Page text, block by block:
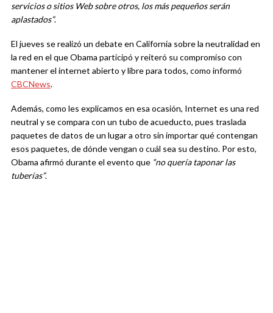
servicios o sitios Web sobre otros, los más pequeños serán
aplastados”.
El jueves se realizó un debate en California sobre la neutralidad en
la red en el que Obama participó y reiteró su compromiso con
mantener el internet abierto y libre para todos, como informó
CBCNews.
Además, como les explicamos en esa ocasión, Internet es una red
neutral y se compara con un tubo de acueducto, pues traslada
paquetes de datos de un lugar a otro sin importar qué contengan
esos paquetes, de dónde vengan o cuál sea su destino. Por esto,
Obama afirmó durante el evento que “no quería taponar las
tuberías”.